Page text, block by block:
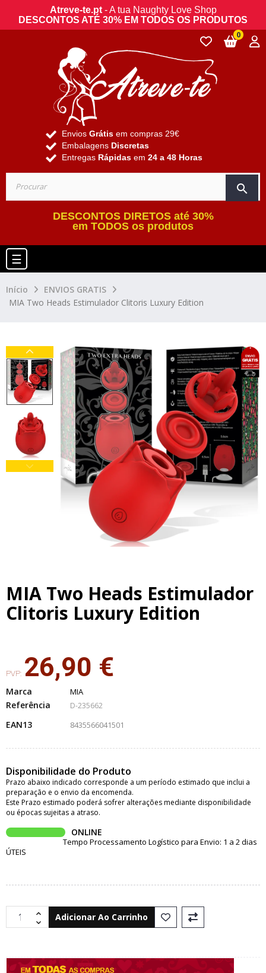
Atreve-te.pt- A tua Naughty Love Shop
DESCONTOS ATÉ 30% EM TODOS OS PRODUTOS
Envios Grátis em compras 29€
Embalagens Discretas
Entregas Rápidas em 24 a 48 Horas
search
0
DESCONTOS DIRETOS até 30%
em TODOS os produtos
Toggle navigation
☰
Início
ENVIOS GRATIS
MIA Two Heads Estimulador Clitoris Luxury Edition
MIA Two Heads Estimulador
Clitoris Luxury Edition
PVP: 26,90 €
Marca MIA
Referência D-235662
EAN13 8435566041501
Disponibilidade do Produto
Prazo abaixo indicado corresponde a um período estimado que inclui a
preparação e o envio da encomenda.
Este Prazo estimado poderá sofrer alterações mediante disponibilidade
ou épocas sujeitas a atraso.
ONLINE
Tempo Processamento Logístico para Envio: 1 a 2 dias
ÚTEIS
Adicionar Ao Carrinho